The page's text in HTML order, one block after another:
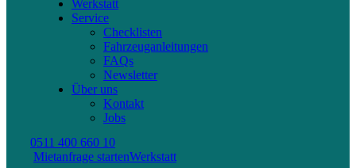
Werkstatt
Service
Checklisten
Fahrzeuganleitungen
FAQs
Newsletter
Über uns
Kontakt
Jobs
0511 400 660 10
Mietanfrage startenWerkstatt